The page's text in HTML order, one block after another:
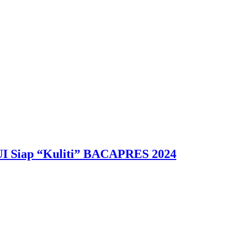
Siap “Kuliti” BACAPRES 2024